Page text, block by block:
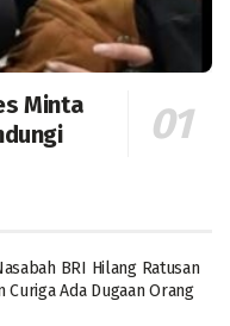
Minta
BRI Hilang Ratusan
Ada Dugaan Orang